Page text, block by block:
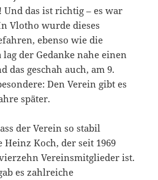
das ist richtig – es war
Vlotho wurde dieses
ebenso wie die
lag der Gedanke nahe einen
das geschah auch, am 9.
Den Verein gibt es
später.
der Verein so stabil
Heinz Koch, der seit 1969
Vereinsmitglieder ist.
es zahlreiche